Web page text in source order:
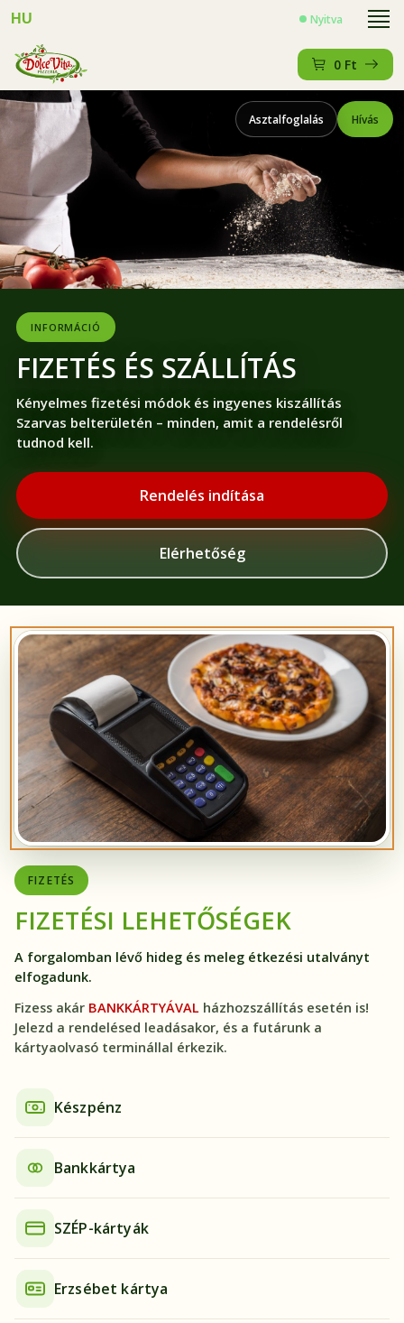
HU Nyitva
0 Ft
Asztalfoglalás Hívás
INFORMÁCIÓ
FIZETÉS ÉS SZÁLLÍTÁS
Kényelmes fizetési módok és ingyenes kiszállítás
Szarvas belterületén – minden, amit a rendelésről
tudnod kell.
Rendelés indítása
Elérhetőség
FIZETÉS
FIZETÉSI LEHETŐSÉGEK
A forgalomban lévő hideg és meleg étkezési utalványt
elfogadunk.
Fizess akár BANKKÁRTYÁVAL házhozszállítás esetén is!
Jelezd a rendelésed leadásakor, és a futárunk a
kártyaolvasó terminállal érkezik.
Készpénz
Bankkártya
SZÉP-kártyák
Erzsébet kártya